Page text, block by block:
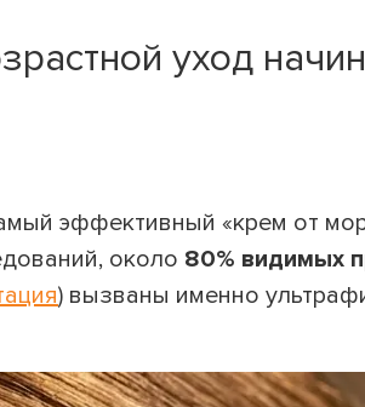
уход
эффективный «крем от
около 80% видимых
) вызваны именно